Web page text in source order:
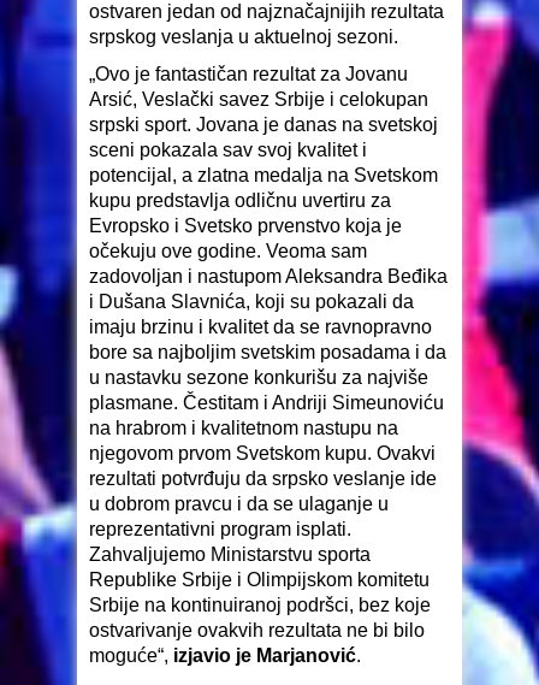
ostvaren jedan od najznačajnijih rezultata
srpskog veslanja u aktuelnoj sezoni.
„Ovo je fantastičan rezultat za Jovanu
Arsić, Veslački savez Srbije i celokupan
srpski sport. Jovana je danas na svetskoj
sceni pokazala sav svoj kvalitet i
potencijal, a zlatna medalja na Svetskom
kupu predstavlja odličnu uvertiru za
Evropsko i Svetsko prvenstvo koja je
očekuju ove godine. Veoma sam
zadovoljan i nastupom Aleksandra Beđika
i Dušana Slavnića, koji su pokazali da
imaju brzinu i kvalitet da se ravnopravno
bore sa najboljim svetskim posadama i da
u nastavku sezone konkurišu za najviše
plasmane. Čestitam i Andriji Simeunoviću
na hrabrom i kvalitetnom nastupu na
njegovom prvom Svetskom kupu. Ovakvi
rezultati potvrđuju da srpsko veslanje ide
u dobrom pravcu i da se ulaganje u
reprezentativni program isplati.
Zahvaljujemo Ministarstvu sporta
Republike Srbije i Olimpijskom komitetu
Srbije na kontinuiranoj podršci, bez koje
ostvarivanje ovakvih rezultata ne bi bilo
moguće“, izjavio je Marjanović.